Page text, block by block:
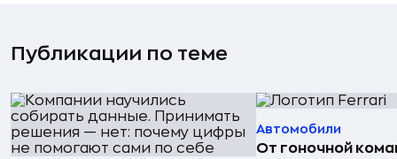
Публикации по теме
Автомобили
От гоночной